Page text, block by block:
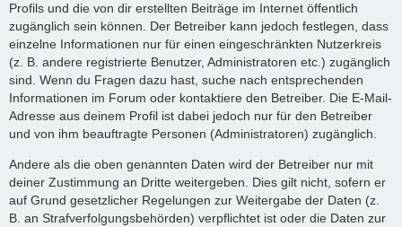
Profils und die von dir erstellten Beiträge im Internet öffentlich
zugänglich sein können. Der Betreiber kann jedoch festlegen, dass
einzelne Informationen nur für einen eingeschränkten Nutzerkreis
(z. B. andere registrierte Benutzer, Administratoren etc.) zugänglich
sind. Wenn du Fragen dazu hast, suche nach entsprechenden
Informationen im Forum oder kontaktiere den Betreiber. Die E-Mail-
Adresse aus deinem Profil ist dabei jedoch nur für den Betreiber
und von ihm beauftragte Personen (Administratoren) zugänglich.
Andere als die oben genannten Daten wird der Betreiber nur mit
deiner Zustimmung an Dritte weitergeben. Dies gilt nicht, sofern er
auf Grund gesetzlicher Regelungen zur Weitergabe der Daten (z.
B. an Strafverfolgungsbehörden) verpflichtet ist oder die Daten zur